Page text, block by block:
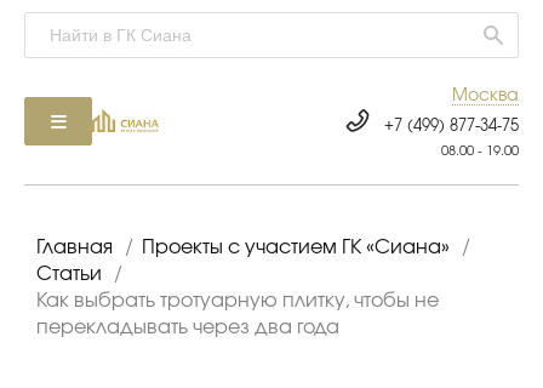
Москва
+7 (499) 877-34-75
08.00 - 19.00
Главная / Проекты с участием ГК «Сиана»
/
Статьи
/
Как выбрать тротуарную плитку, чтобы не
перекладывать через два года